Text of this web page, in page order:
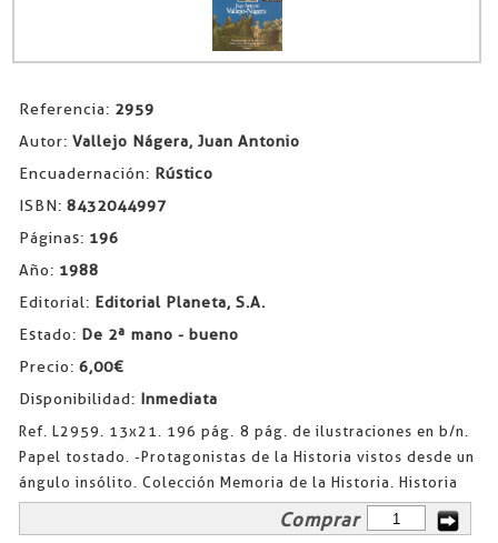
Referencia: 2959
Autor: Vallejo Nágera, Juan Antonio
Encuadernación: Rústico
ISBN: 8432044997
Páginas: 196
Año: 1988
Editorial: Editorial Planeta, S.A.
Estado: De 2ª mano - bueno
Precio: 6,00€
Disponibilidad: Inmediata
Ref. L2959. 13x21. 196 pág. 8 pág. de ilustraciones en b/n.
Papel tostado. -Protagonistas de la Historia vistos desde un
ángulo insólito. Colección Memoria de la Historia. Historia
Comprar